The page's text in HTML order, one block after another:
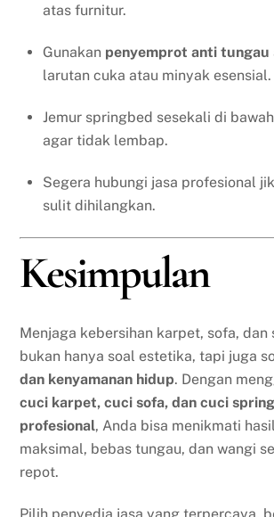
atas furnitur.
Gunakan penyemprot anti tungau
larutan cuka atau minyak esensial.
Jemur springbed sesekali di
agar tidak lembap.
Segera hubungi jasa profesional
sulit dihilangkan.
Kesimpulan
Menjaga kebersihan karpet, sofa, dan
bukan hanya soal estetika, tapi juga
dan kenyamanan hidup. Dengan
cuci karpet, cuci sofa, dan cuci
profesional, Anda bisa menikmati
maksimal, bebas tungau, dan wangi
repot.